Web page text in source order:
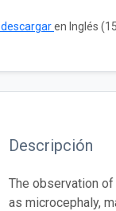
descargaren Inglés
Descripción
The observation
as microcephaly,